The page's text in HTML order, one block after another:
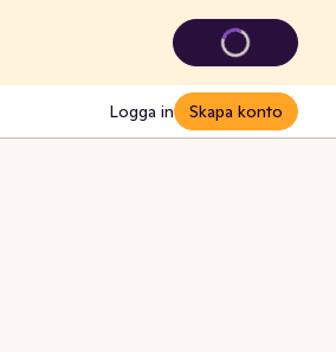
Logga in Skapa konto